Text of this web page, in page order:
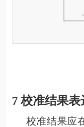
7 校准结果表
校准结果应